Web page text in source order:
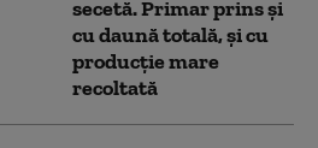
secetă. Primar prins și
cu daună totală, și cu
producție mare
recoltată